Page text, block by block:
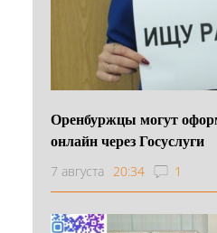
Оренбуржцы могут
онлайн через Госуслуги
7 августа 20:34 1